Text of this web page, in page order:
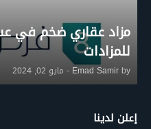
مزاد عقاري ضخم في
للمزادات
by
Emad Samir
- مايو 02, 2024
إعلن لدينا